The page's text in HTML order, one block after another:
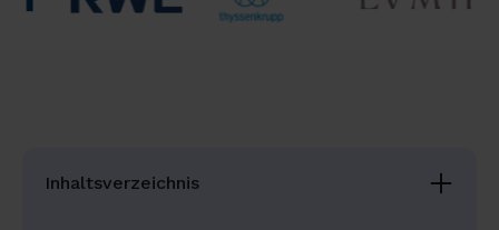
Inhaltsverzeichnis